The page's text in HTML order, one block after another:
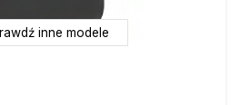
inne modele